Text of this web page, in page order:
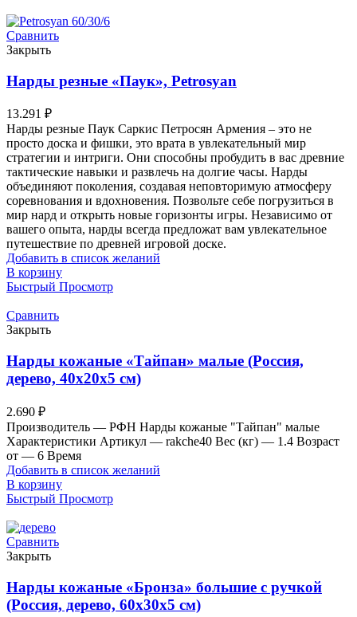
Сравнить
Закрыть
Нарды резные «Паук», Petrosyan
13.291 ₽
Нарды резные Паук Саркис Петросян Армения – это не
просто доска и фишки, это врата в увлекательный мир
стратегии и интриги. Они способны пробудить в вас древние
тактические навыки и развлечь на долгие часы. Нарды
объединяют поколения, создавая неповторимую атмосферу
соревнования и вдохновения. Позвольте себе погрузиться в
мир нард и открыть новые горизонты игры. Независимо от
вашего опыта, нарды всегда предложат вам увлекательное
путешествие по древней игровой доске.
Добавить в список желаний
В корзину
Быстрый Просмотр
Сравнить
Закрыть
Нарды кожаные «Тайпан» малые (Россия,
дерево, 40х20х5 см)
2.690 ₽
Производитель — РФН Нарды кожаные "Тайпан" малые
Характеристики Артикул — rakche40 Вес (кг) — 1.4 Возраст
от — 6 Время
Добавить в список желаний
В корзину
Быстрый Просмотр
Сравнить
Закрыть
Нарды кожаные «Бронза» большие с ручкой
(Россия, дерево, 60х30х5 см)